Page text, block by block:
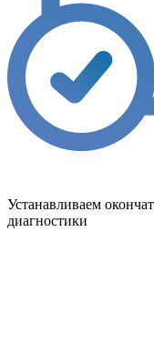
Устанавливаем
диагностики